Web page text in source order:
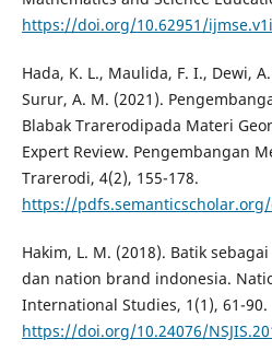
https://doi.org/10.62951/
Hada, K. L., Maulida, F. I., Dewi,
Surur, A. M. (2021).
Blabak Trarerodipada Materi
Expert Review. Pengembangan
Trarerodi, 4(2), 155-178.
https://pdfs.semanticscholar.org/
Hakim, L. M. (2018). Batik
dan nation brand indonesia.
International Studies, 1(1), 61-90.
https://doi.org/10.24076/